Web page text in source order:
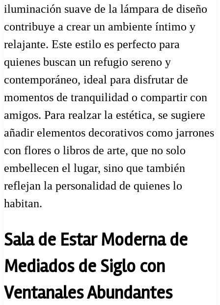
iluminación suave de la lámpara de diseño
contribuye a crear un ambiente íntimo y
relajante. Este estilo es perfecto para
quienes buscan un refugio sereno y
contemporáneo, ideal para disfrutar de
momentos de tranquilidad o compartir con
amigos. Para realzar la estética, se sugiere
añadir elementos decorativos como jarrones
con flores o libros de arte, que no solo
embellecen el lugar, sino que también
reflejan la personalidad de quienes lo
habitan.
Sala de Estar Moderna de
Mediados de Siglo con
Ventanales Abundantes